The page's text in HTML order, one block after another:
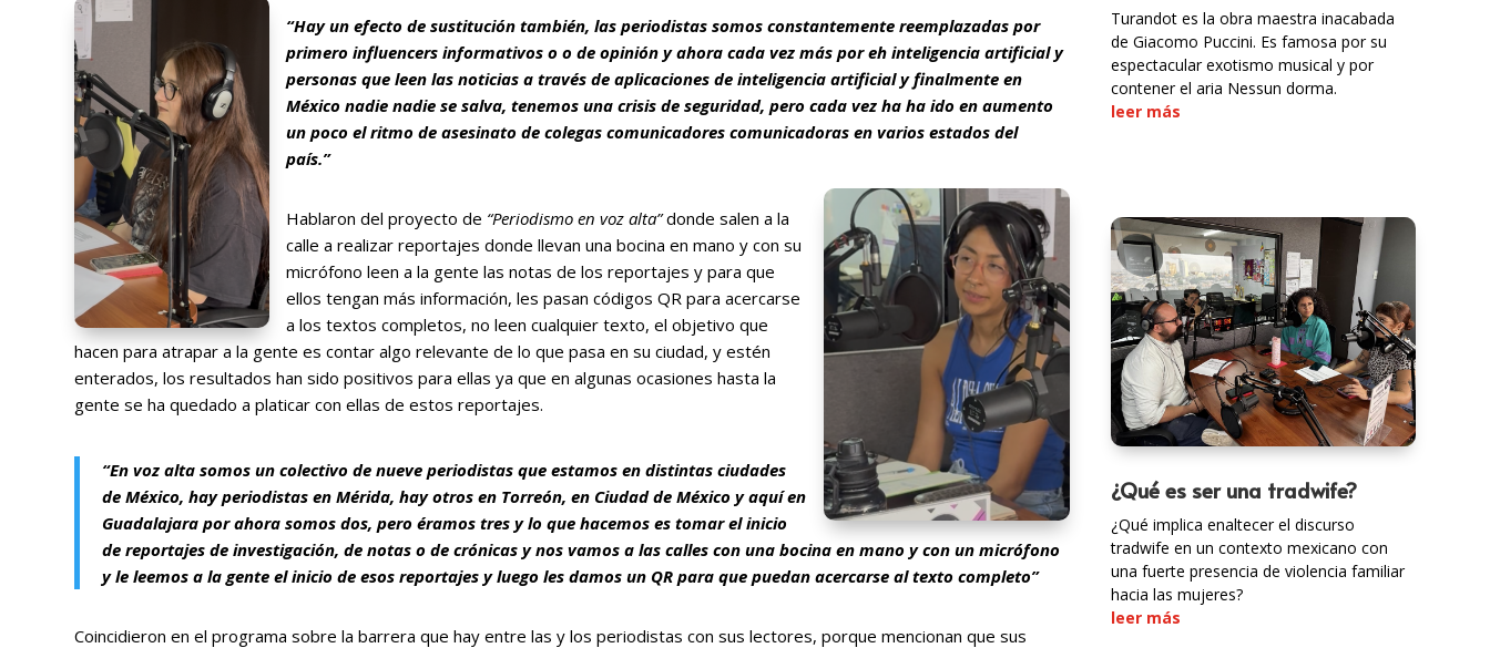
“Hay un efecto de sustitución también, las periodistas somos constantemente reemplazadas por
primero influencers informativos o o de opinión y ahora cada vez más por eh inteligencia artificial y
personas que leen las noticias a través de aplicaciones de inteligencia artificial y finalmente en
México nadie nadie se salva, tenemos una crisis de seguridad, pero cada vez ha ha ido en aumento
un poco el ritmo de asesinato de colegas comunicadores comunicadoras en varios estados del
país.”
Hablaron del proyecto de “Periodismo en voz alta”donde salen a la
calle a realizar reportajes donde llevan una bocina en mano y con su
micrófono leen a la gente las notas de los reportajes y para que
ellos tengan más información, les pasan códigos QR para acercarse
a los textos completos, no leen cualquier texto, el objetivo que
hacen para atrapar a la gente es contar algo relevante de lo que pasa en su ciudad, y estén
enterados, los resultados han sido positivos para ellas ya que en algunas ocasiones hasta la
gente se ha quedado a platicar con ellas de estos reportajes.
“En voz alta somos un colectivo de nueve periodistas que estamos en distintas ciudades
de México, hay periodistas en Mérida, hay otros en Torreón, en Ciudad de México y aquí en
Guadalajara por ahora somos dos, pero éramos tres y lo que hacemos es tomar el inicio
de reportajes de investigación, de notas o de crónicas y nos vamos a las calles con una bocina en mano y con un micrófono
y le leemos a la gente el inicio de esos reportajes y luego les damos un QR para que puedan acercarse al texto completo”
Coincidieron en el programa sobre la barrera que hay entre las y los periodistas con sus lectores, porque mencionan que sus
Turandot es la obra maestra inacabada
de Giacomo Puccini. Es famosa por su
espectacular exotismo musical y por
contener el aria Nessun dorma.
leer más
¿Qué es ser una tradwife?
¿Qué implica enaltecer el discurso
tradwife en un contexto mexicano con
una fuerte presencia de violencia familiar
hacia las mujeres?
leer más